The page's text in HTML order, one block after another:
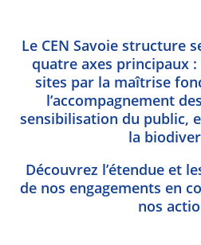
Le CEN Savoie structure
quatre axes principaux
sites par la maîtrise
l’accompagnement
sensibilisation du public,
la
Découvrez l’étendue et
de nos engagements en
nos